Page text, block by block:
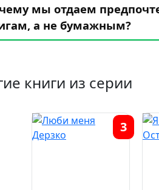
мы отдаем
а не бумажным?
книги из серии
3